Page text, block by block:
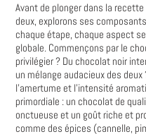
Avant de plonger dans la
deux, explorons ses
chaque étape, chaque aspect
globale. Commençons par le
privilégier ? Du chocolat noir
un mélange audacieux des
l'amertume et l'intensité
primordiale : un chocolat de
onctueuse et un goût riche et
comme des épices (cannelle,